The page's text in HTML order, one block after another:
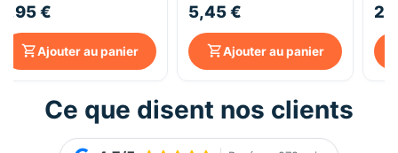
1,95 €
Ajouter au panier
5,45 €
Ajouter au panier
Ce que disent nos clients